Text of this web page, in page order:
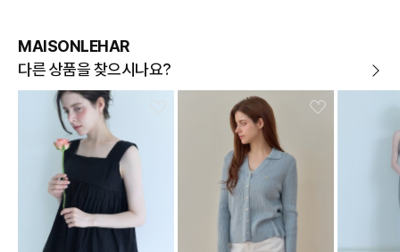
MAISONLEHAR
다른 상품을 찾으시나요?